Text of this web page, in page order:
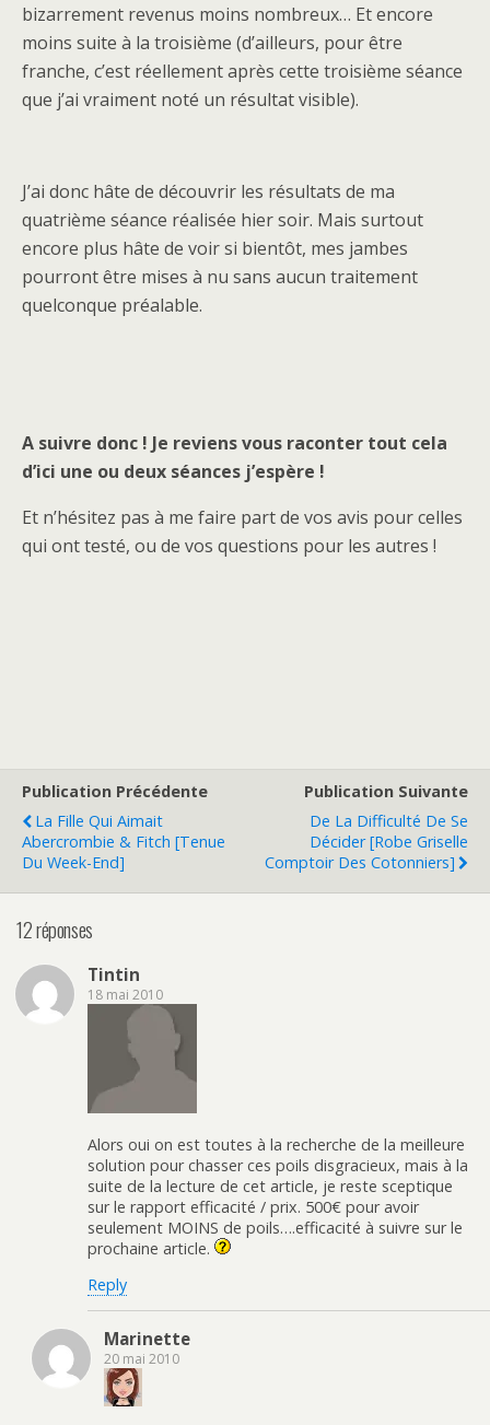
bizarrement revenus moins nombreux… Et encore
moins suite à la troisième (d’ailleurs, pour être
franche, c’est réellement après cette troisième séance
que j’ai vraiment noté un résultat visible).
J’ai donc hâte de découvrir les résultats de ma
quatrième séance réalisée hier soir. Mais surtout
encore plus hâte de voir si bientôt, mes jambes
pourront être mises à nu sans aucun traitement
quelconque préalable.
A suivre donc ! Je reviens vous raconter tout cela
d’ici une ou deux séances j’espère !
Et n’hésitez pas à me faire part de vos avis pour celles
qui ont testé, ou de vos questions pour les autres !
Publication Précédente
La Fille Qui Aimait
Abercrombie & Fitch [Tenue
Du Week-End]
Publication Suivante
De La Difficulté De Se
Décider [Robe Griselle
Comptoir Des Cotonniers]
12 réponses
Tintin
18 mai 2010
Alors oui on est toutes à la recherche de la meilleure
solution pour chasser ces poils disgracieux, mais à la
suite de la lecture de cet article, je reste sceptique
sur le rapport efficacité / prix. 500€ pour avoir
seulement MOINS de poils….efficacité à suivre sur le
prochaine article.
Reply
Marinette
20 mai 2010